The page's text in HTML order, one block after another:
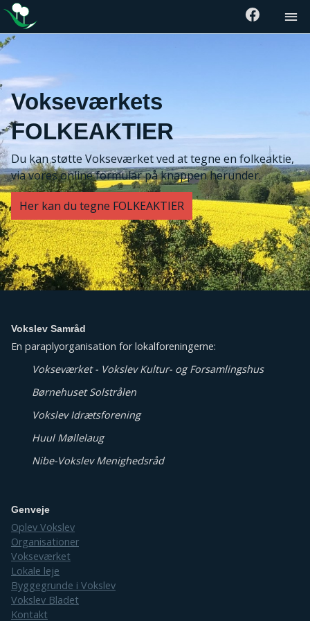
Vokseværkets
FOLKEAKTIER
Du kan støtte Vokseværket ved at tegne en folkeaktie,
via vores online formular på knappen herunder.
Her kan du tegne FOLKEAKTIER
Vokslev Samråd
En paraplyorganisation for lokalforeningerne:
Vokseværket - Vokslev Kultur- og Forsamlingshus
Børnehuset Solstrålen
Vokslev Idrætsforening
Huul Møllelaug
Nibe-Vokslev Menighedsråd
Genveje
Oplev Vokslev
Organisationer
Vokseværket
Lokale leje
Byggegrunde i Vokslev
Vokslev Bladet
Kontakt